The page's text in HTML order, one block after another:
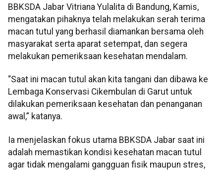
BBKSDA Jabar Vitriana Yulalita di Bandung, Kamis,
mengatakan pihaknya telah melakukan serah terima
macan tutul yang berhasil diamankan bersama oleh
masyarakat serta aparat setempat, dan segera
melakukan pemeriksaan kesehatan mendalam.
“Saat ini macan tutul akan kita tangani dan dibawa ke
Lembaga Konservasi Cikembulan di Garut untuk
dilakukan pemeriksaan kesehatan dan penanganan
awal,” katanya.
Ia menjelaskan fokus utama BBKSDA Jabar saat ini
adalah memastikan kondisi kesehatan macan tutul
agar tidak mengalami gangguan fisik maupun stres,